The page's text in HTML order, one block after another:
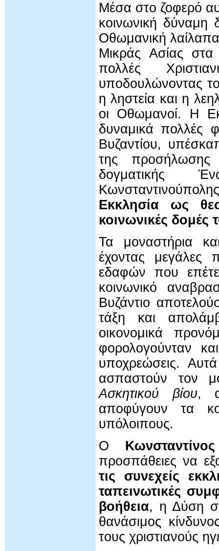
Μέσα στο ζοφερό
κοινωνική δύναμη
Οθωμανική
Μικράς Ασίας
πολλές
υποδουλώνοντας
η ληστεία και η
οι Οθωμανοί. Η
δυναμικά πολλές
Βυζαντίου,
της
δογματικής
Εκκλησία ως
κοινωνικές δομές
Τα μοναστήρια
έχοντας μεγάλες
εδαφών που
κοινωνικό
Βυζάντιο
τάξη και
οικονομικά
φορολογούνταν
υποχρεώσεις.
ασπαστούν τον
Ασκητικού βίου,
αποφύγουν τα
υπόλοιπους.
Ο
προσπάθειες να
τις συνεχείς
ταπεινωτικές
βοήθεια, η Δύση
θανάσιμος
τους χριστιανούς